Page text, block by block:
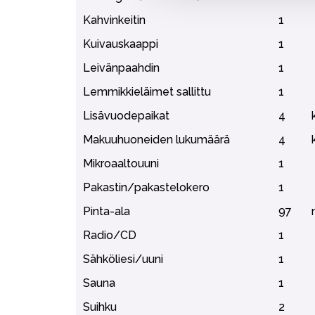
Kahvinkeitin
1
Kuivauskaappi
1
Leivänpaahdin
1
Lemmikkieläimet sallittu
1
Lisävuodepaikat
4
Makuuhuoneiden lukumäärä
4
Mikroaaltouuni
1
Pakastin/pakastelokero
1
Pinta-ala
97
Radio/CD
1
Sähköliesi/uuni
1
Sauna
1
Suihku
2